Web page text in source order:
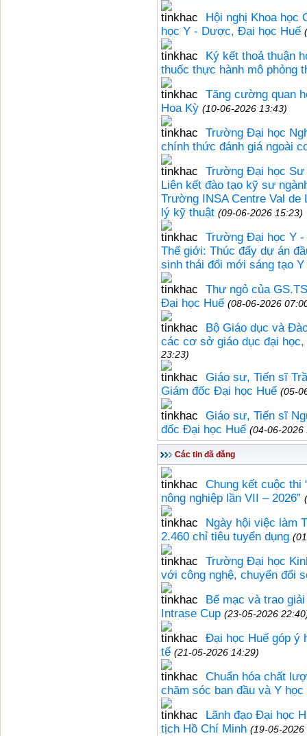
Hội nghị Khoa học
học Y - Dược, Đại học Huế
Ký kết thoả thuận
thuốc thực hành mô phỏng
Tăng cường quan
Hoa Kỳ (10-06-2026 13:43)
Trường Đại học
chính thức đánh giá ngoài
Trường Đại học Sư
Liên kết đào tạo kỹ sư
Trường INSA Centre Val de
lý kỹ thuật (09-06-2026 15:23)
Trường Đại học Y
Thế giới: Thúc đẩy dự án
sinh thái đổi mới sáng tạo
Thư ngỏ của
Đại học Huế (08-06-2026
Bộ Giáo dục và
các cơ sở giáo dục đại
23:23)
Giáo sư, Tiến sĩ
Giám đốc Đại học Huế (05-
Giáo sư, Tiến sĩ
đốc Đại học Huế (04-06-2026
Các tin đã đăng
Chung kết cuộc thi
nông nghiệp lần VII – 2026”
Ngày hội việc làm
2.460 chỉ tiêu tuyển dụng
Trường Đại học
với công nghệ, chuyển đổi
Bế mạc và trao
Intrase Cup (23-05-2026
Đại học Huế góp ý
tế (21-05-2026 14:29)
Chuẩn hóa chất
chăm sóc ban đầu và Y học
Lãnh đạo Đại học
tịch Hồ Chí Minh (19-05-2026